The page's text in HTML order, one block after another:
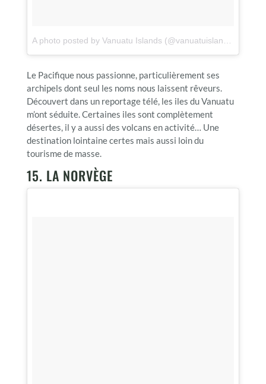
Le Pacifique nous passionne, particulièrement ses
archipels dont seul les noms nous laissent rêveurs.
Découvert dans un reportage télé, les iles du Vanuatu
m’ont séduite. Certaines iles sont complètement
désertes, il y a aussi des volcans en activité… Une
destination lointaine certes mais aussi loin du
tourisme de masse.
15. LA NORVÈGE